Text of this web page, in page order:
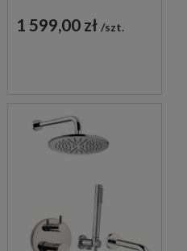
UMYWALKOWA
1 599,00 zł szt.